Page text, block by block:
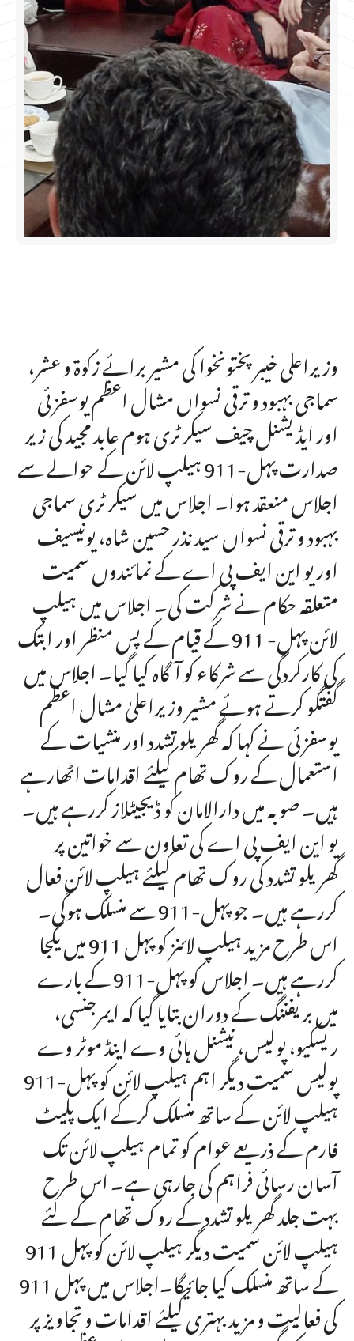
وزیراعلی خیبرپختونخوا کی مشیر برائے زکوٰۃ و عشر،
سماجی بہبود و ترقی نسواں مشال اعظم یوسفزئی
اور ایڈیشنل چیف سیکرٹری ہوم عابد مجید کی زیر
صدارت پہل-911 ہیلپ لائن کے حوالے سے
اجلاس منعقد ہوا۔ اجلاس میں سیکرٹری سماجی
بہبود و ترقی نسواں سید نذر حسین شاہ، یونیسیف
اور یو این ایف پی اے کے نمائندوں سمیت
متعلقہ حکام نے شرکت کی۔ اجلاس میں ہیلپ
لائن پہل- 911 کے قیام کے پس منظر اور ابتک
کی کارکردگی سے شرکاء کو آگاہ کیا گیا۔ اجلاس میں
گفتگو کرتے ہوئے مشیر وزیراعلیٰ مشال اعظم
یوسفزئی نے کہا کہ گھریلو تشدد اور منشیات کے
استعمال کے روک تھام کیلئے اقدامات اٹھارہے
ہیں۔ صوبہ میں دارالامان کو ڈیجیٹلاز کررہے ہیں۔
یو این ایف پی اے کی تعاون سے خواتین پر
گھریلو تشدد کی روک تھام کیلئے ہیلپ لائن فعال
کررہے ہیں۔ جو پہل-911 سے منسلک ہوگی۔
اس طرح مزید ہیلپ لائنز کو پہل 911 میں یکجا
کررہے ہیں۔ اجلاس کو پہل-911 کے بارے
میں بریفننگ کے دوران بتایا گیا کہ ایمرجنسی،
ریسکیو، پولیس، نیشنل ہائی وے اینڈ موٹر وے
پولیس سمیت دیگر اہم ہیلپ لائن کو پہل-911
ہیلپ لائن کے ساتھ منسلک کرکے ایک پلیٹ
فارم کے ذریعے عوام کو تمام ہیلپ لائن تک
آسان رسائی فراہم کی جارہی ہے۔ اس طرح
بہت جلد گھریلو تشدد کے روک تھام کے لئے
ہیلپ لائن سمیت دیگر ہیلپ لائن کو پہل 911
کے ساتھ منسلک کیا جائیگا۔اجلاس میں پہل 911
کی فعالیت و مزید بہتری کیلئے اقدامات و تجاویز پر